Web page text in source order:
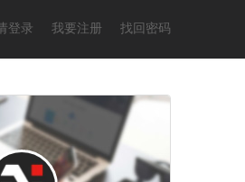
登录 我要注册 找回密码